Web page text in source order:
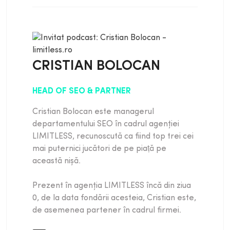
venit la episodul numărul 2 din întrebări
incomode din eCommerce alături de
Cristi Bolocan. Salut, Cătălin! Salut! Cristi,
joaca cred ca putem să îi zicem. Joaca
asta de agenții care crezi tu pe domeniul
tău, pe partea de CEO, care crezi tu că
sunt tehnologiile cele mai folosite sau
cele mai nefolosite ale unei agenții de
marketing sau ale unui specialist de
Ținând cont că sunt foarte multe, putem
să vorbim despre cele nefolosite, nu?
CRISTIAN BOLOCAN
HEAD OF SEO & PARTNER
Cristian Bolocan este managerul
departamentului SEO în cadrul agenţiei
LIMITLESS, recunoscută ca fiind top trei cei
mai puternici jucători de pe piață pe
această nișă.
Prezent în agenţia LIMITLESS încă din ziua
0, de la data fondării acesteia, Cristian este,
de asemenea partener în cadrul firmei.